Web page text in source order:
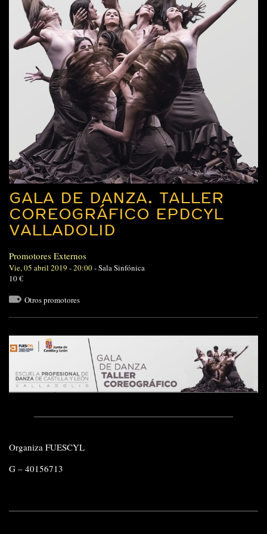
GALA DE DANZA. TALLER
COREOGRÁFICO EPDCYL
VALLADOLID
Promotores Externos
Vie, 05 abril 2019 - 20:00-Sala Sinfónica
10 €
Otros promotores
Organiza FUESCYL
G – 40156713